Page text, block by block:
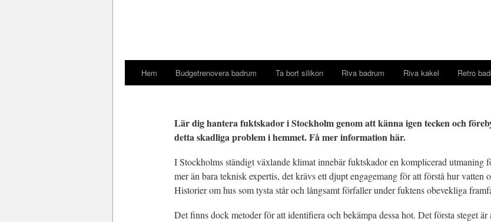
Hem Budgetrenovera badrum Ta bort silikon Riva badrum Riva kakel Retro
Lär dig hantera fuktskador i Stockholm genom att känna igen tecken och
detta skadliga problem i hemmet. Få mer information här.
I Stockholms ständigt växlande klimat innebär fuktskador en komplicerad utmaning
mer än bara teknisk expertis, det krävs ett djupt engagemang för att förstå hur vatten
Historier om hus som tysta står och långsamt förfaller under fuktens obevekliga
Det finns dock metoder för att identifiera och bekämpa dessa hot. Det första steget